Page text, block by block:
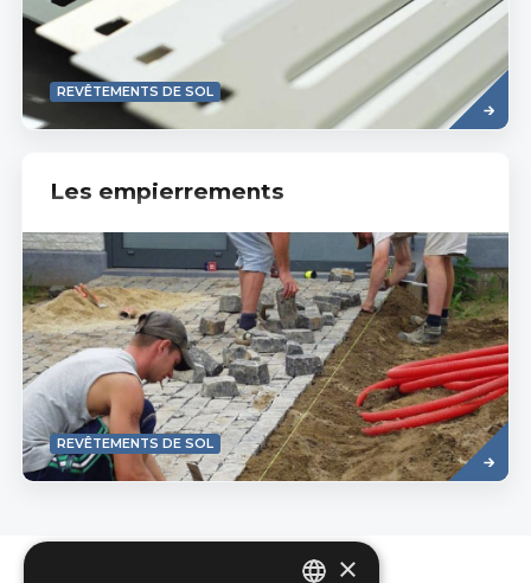
REVÊTEMENTS DE SOL
Read
more
Les empierrements
REVÊTEMENTS DE SOL
Read
more
×